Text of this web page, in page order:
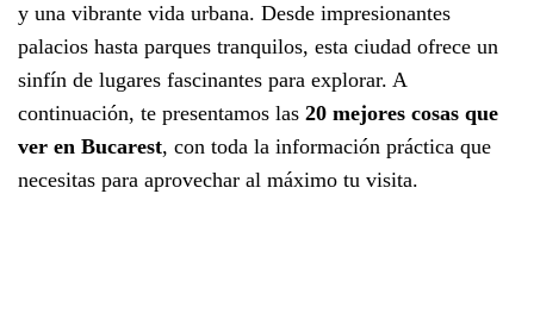
y una vibrante vida urbana. Desde impresionantes
palacios hasta parques tranquilos, esta ciudad ofrece un
sinfín de lugares fascinantes para explorar. A
continuación, te presentamos las 20 mejores cosas que
ver en Bucarest, con toda la información práctica que
necesitas para aprovechar al máximo tu visita.